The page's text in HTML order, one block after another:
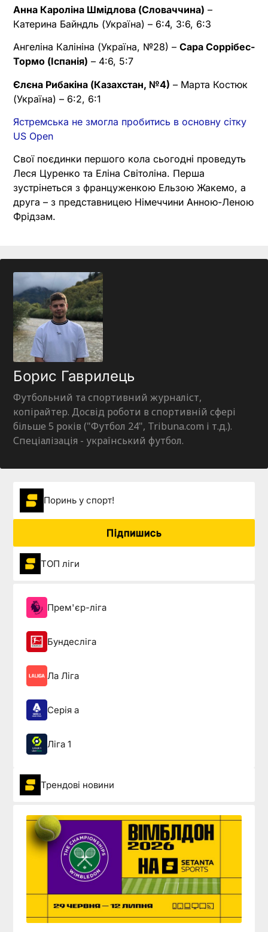
Анна Кароліна Шмідлова (Словаччина) –
Катерина Байндль (Україна) – 6:4, 3:6, 6:3
Ангеліна Калініна (Україна, №28) – Сара Соррібес-
Тормо (Іспанія) – 4:6, 5:7
Єлєна Рибакіна (Казахстан, №4) – Марта Костюк
(Україна) – 6:2, 6:1
Ястремська не змогла пробитись в основну сітку
US Open
Свої поєдинки першого кола сьогодні проведуть
Леся Цуренко та Еліна Світоліна. Перша
зустрінеться з француженкою Ельзою Жакемо, а
друга – з представницею Німеччини Анною-Леною
Фрідзам.
Борис Гаврилець
Футбольний та спортивний журналіст,
копірайтер. Досвід роботи в спортивній сфері
більше 5 років ("Футбол 24", Tribuna.com і т.д.).
Спеціалізація - український футбол.
Поринь у спорт!
Підпишись
ТОП ліги
Прем'єр-ліга
Бундесліга
Ла Ліга
Серія а
Ліга 1
Трендові новини